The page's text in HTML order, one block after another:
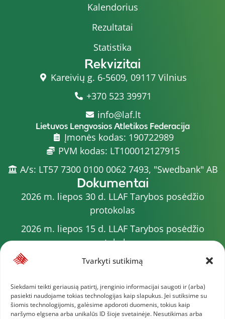
Tvarkyti sutikimą
Siekdami teikti geriausią patirtį, įrenginio informacijai saugoti ir (arba)
pasiekti naudojame tokias technologijas kaip slapukus. Jei sutiksime su
šiomis technologijomis, galėsime apdoroti duomenis, tokius kaip
naršymo elgsena arba unikalūs ID šioje svetainėje. Nesutikimas arba
Kalendorius
Rezultatai
Statistika
Rekvizitai
Kareivių g. 6-5609, 09117 Vilnius
+370 523 39971
info@laf.lt
Lietuvos Lengvosios Atletikos Federacija
Įmonės kodas: 190722989
PVM kodas: LT100012127915
A/s: LT57 7300 0100 0062 7493, "Swedbank" AB
Dokumentai
2026 m. liepos 30 d. LLAF Tarybos posėdžio
protokolas
2026 m. liepos 15 d. LLAF Tarybos posėdžio
protokolas
2026 m. liepos 20 d. LLAF VK posėdžio protokolas
2026 m. varžybų kalendorius
2026 m. liepos 4 d. LLAF Tarybos posėdžio